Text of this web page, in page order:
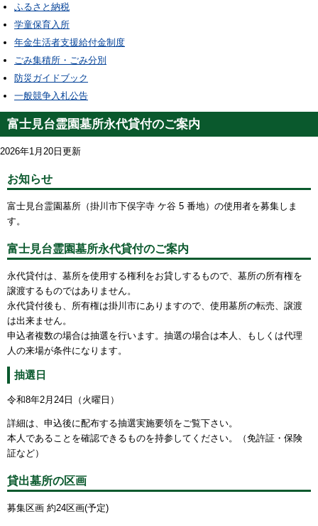
ふるさと納税
学童保育入所
年金生活者支援給付金制度
ごみ集積所・ごみ分別
防災ガイドブック
一般競争入札公告
富士見台霊園墓所永代貸付のご案内
2026年1月20日更新
お知らせ
富士見台霊園墓所（掛川市下俣字寺 ケ谷 5 番地）の使用者を募集しま
す。
富士見台霊園墓所永代貸付のご案内
永代貸付は、墓所を使用する権利をお貸しするもので、墓所の所有権を
譲渡するものではありません。
永代貸付後も、所有権は掛川市にありますので、使用墓所の転売、譲渡
は出来ません。
申込者複数の場合は抽選を行います。抽選の場合は本人、もしくは代理
人の来場が条件になります。
抽選日
令和8年2月24日（火曜日）
詳細は、申込後に配布する抽選実施要領をご覧下さい。
本人であることを確認できるものを持参してください。（免許証・保険
証など）
貸出墓所の区画
募集区画 約24区画(予定)